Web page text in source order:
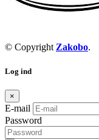
© Copyright Zakobo.
Log ind
×
E-mail
Password